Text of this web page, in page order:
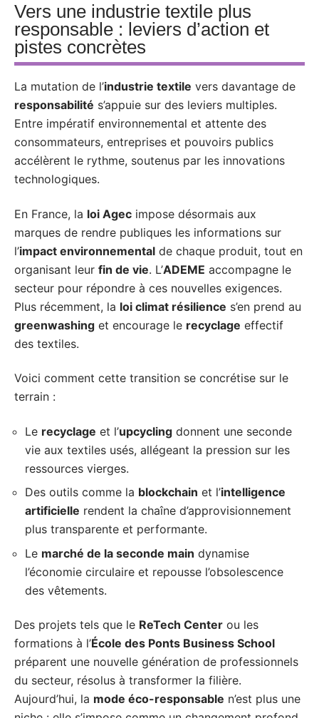
Vers une industrie textile plus
responsable : leviers d’action et
pistes concrètes
La mutation de l’industrie textile vers davantage de
responsabilité s’appuie sur des leviers multiples.
Entre impératif environnemental et attente des
consommateurs, entreprises et pouvoirs publics
accélèrent le rythme, soutenus par les innovations
technologiques.
En France, la loi Agec impose désormais aux
marques de rendre publiques les informations sur
l’impact environnemental de chaque produit, tout en
organisant leur fin de vie. L’ADEME accompagne le
secteur pour répondre à ces nouvelles exigences.
Plus récemment, la loi climat résilience s’en prend au
greenwashing et encourage le recyclage effectif
des textiles.
Voici comment cette transition se concrétise sur le
terrain :
Le recyclage et l’upcycling donnent une seconde
vie aux textiles usés, allégeant la pression sur les
ressources vierges.
Des outils comme la blockchain et l’intelligence
artificielle rendent la chaîne d’approvisionnement
plus transparente et performante.
Le marché de la seconde main dynamise
l’économie circulaire et repousse l’obsolescence
des vêtements.
Des projets tels que le ReTech Center ou les
formations à l’École des Ponts Business School
préparent une nouvelle génération de professionnels
du secteur, résolus à transformer la filière.
Aujourd’hui, la mode éco-responsable n’est plus une